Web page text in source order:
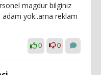
magdur bilginiz
adam yok..ama reklam
0 0